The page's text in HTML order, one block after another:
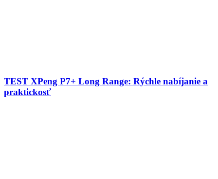
TEST XPeng P7+ Long Range: Rýchle nabíjanie a
praktickosť